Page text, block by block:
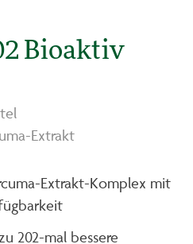
Bioaktiv
Extrakt
Extrakt-Komplex mit
202-mal bessere